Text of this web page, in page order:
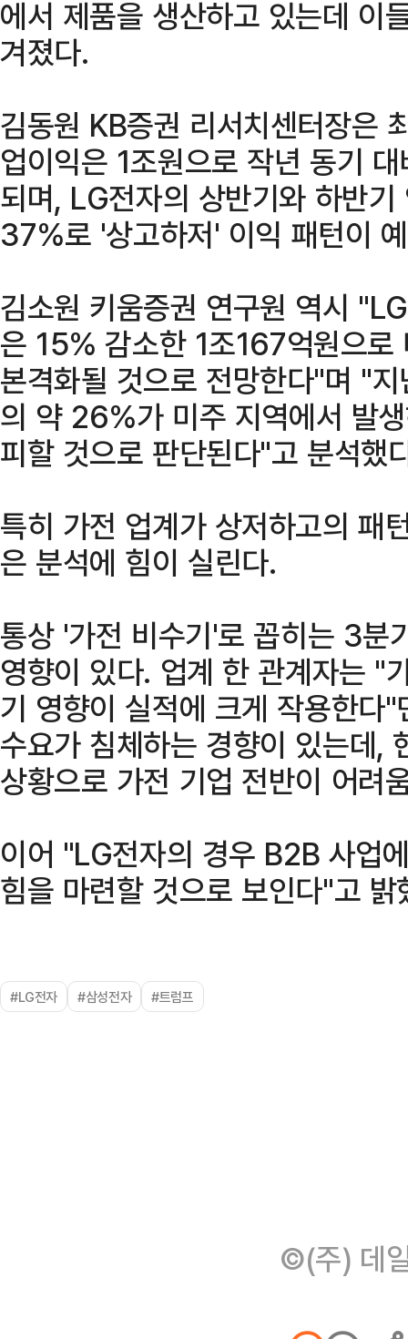
에서 제품을 생산하고 있는데 이
겨졌다.
김동원 KB증권 리서치센터장은
업이익은 1조원으로 작년 동기
되며, LG전자의 상반기와 하반
37%로 '상고하저' 이익 패턴이
김소원 키움증권 연구원 역시
은 15% 감소한 1조167억원으로
본격화될 것으로 전망한다"며 "
의 약 26%가 미주 지역에서 발
피할 것으로 판단된다"고 분석했
특히 가전 업계가 상저하고의 패
은 분석에 힘이 실린다.
통상 '가전 비수기'로 꼽히는 3분
영향이 있다. 업계 한 관계자는 "
기 영향이 실적에 크게 작용한다
수요가 침체하는 경향이 있는데,
상황으로 가전 기업 전반이 어려
이어 "LG전자의 경우 B2B 사업
힘을 마련할 것으로 보인다"고 밝
#LG전자 #삼성전자 #트럼프
©(주) 데